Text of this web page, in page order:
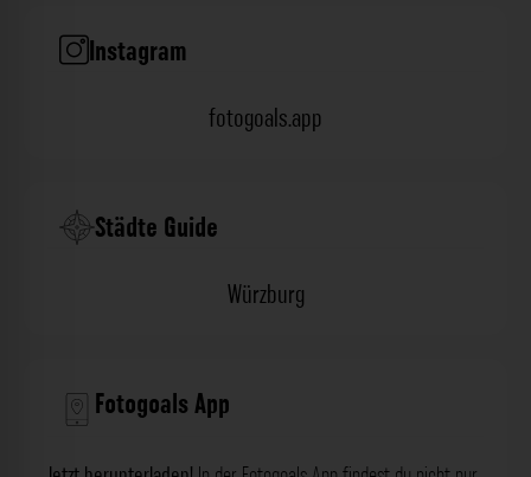
Instagram
fotogoals.app
Städte Guide
Würzburg
Fotogoals App